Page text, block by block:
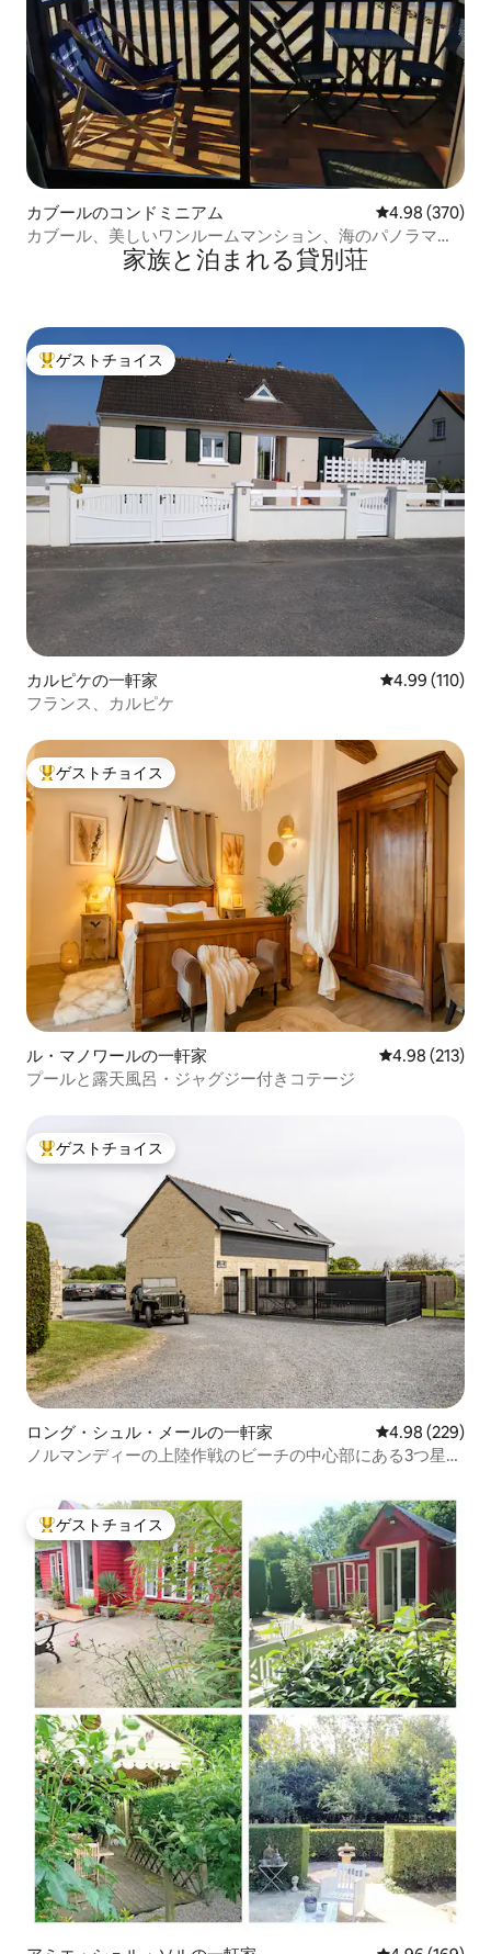
カブールのコンドミニアム レビュー370
4.98 (370)
カブール、美しいワンルームマンション、海のパノラマビ
家族と泊まれる貸別荘
大好評のゲストチョイスです。
ゲストチョイス
カルピケの一軒家 レビュー110
4.99 (110)
フランス、カルピケ
大好評のゲストチョイスです。
ゲストチョイス
ル・マノワールの一軒家 レビュー213
4.98 (213)
プールと露天風呂・ジャグジー付きコテージ
大好評のゲストチョイスです。
ゲストチョイス
ロング・シュル・メールの一軒家 レビュー229
4.98 (229)
ノルマンディーの上陸作戦のビーチの中心部にある3つ星の
大好評のゲストチョイスです。
ゲストチョイス